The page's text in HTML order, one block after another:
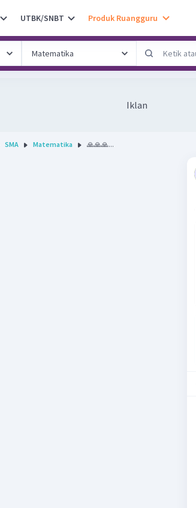
UTBK/SNBT Produk Ruangguru
Iklan
SMA Matematika 🙏🙏🙏...